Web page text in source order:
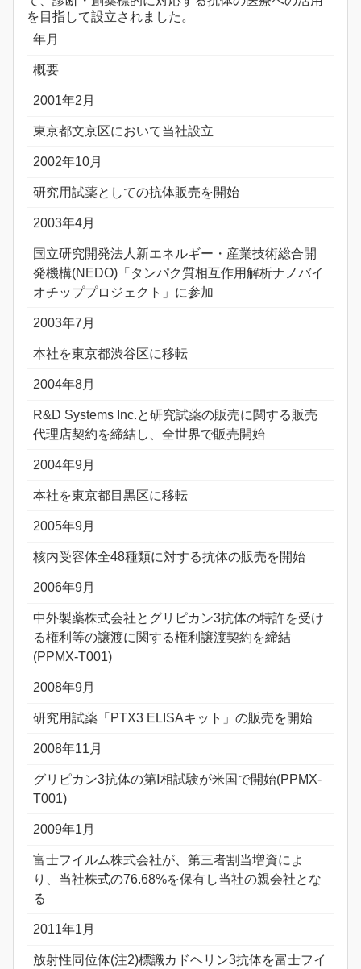
を目指して設立されました。
年月
概要
2001年2月
東京都文京区において当社設立
2002年10月
研究用試薬としての抗体販売を開始
2003年4月
国立研究開発法人新エネルギー・産業技術総合開
発機構(NEDO)「タンパク質相互作用解析ナノバイ
オチッププロジェクト」に参加
2003年7月
本社を東京都渋谷区に移転
2004年8月
R&D Systems Inc.と研究試薬の販売に関する販売
代理店契約を締結し、全世界で販売開始
2004年9月
本社を東京都目黒区に移転
2005年9月
核内受容体全48種類に対する抗体の販売を開始
2006年9月
中外製薬株式会社とグリピカン3抗体の特許を受け
る権利等の譲渡に関する権利譲渡契約を締結
(PPMX-T001)
2008年9月
研究用試薬「PTX3 ELISAキット」の販売を開始
2008年11月
グリピカン3抗体の第Ⅰ相試験が米国で開始(PPMX-
T001)
2009年1月
富士フイルム株式会社が、第三者割当増資によ
り、当社株式の76.68%を保有し当社の親会社とな
る
2011年1月
放射性同位体(注2)標識カドヘリン3抗体を富士フイ